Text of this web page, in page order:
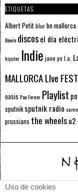
ETIQUETAS
Albert Petitblurbn mallorca
Bowie discosel día
hipster Indie jane yo l.a.
MALLORCA LIve
oasis Pau Forner Playlist
sputnik sputnik radio
prussians the wheelsu2
Uso de cookies